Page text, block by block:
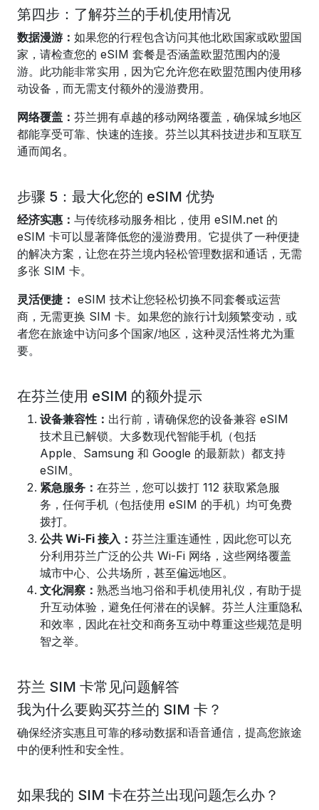
第四步：了解芬兰的手机使用情况
数据漫游： 如果您的行程包含访问其他北欧国家或欧盟国
家，请检查您的 eSIM 套餐是否涵盖欧盟范围内的漫
游。此功能非常实用，因为它允许您在欧盟范围内使用移
动设备，而无需支付额外的漫游费用。
网络覆盖： 芬兰拥有卓越的移动网络覆盖，确保城乡地区
都能享受可靠、快速的连接。芬兰以其科技进步和互联互
通而闻名。
步骤 5：最大化您的 eSIM 优势
经济实惠： 与传统移动服务相比，使用 eSIM.net 的
eSIM 卡可以显著降低您的漫游费用。它提供了一种便捷
的解决方案，让您在芬兰境内轻松管理数据和通话，无需
多张 SIM 卡。
灵活便捷： eSIM 技术让您轻松切换不同套餐或运营
商，无需更换 SIM 卡。如果您的旅行计划频繁变动，或
者您在旅途中访问多个国家/地区，这种灵活性将尤为重
要。
在芬兰使用 eSIM 的额外提示
设备兼容性： 出行前，请确保您的设备兼容 eSIM
技术且已解锁。大多数现代智能手机（包括
Apple、Samsung 和 Google 的最新款）都支持
eSIM。
紧急服务： 在芬兰，您可以拨打 112 获取紧急服
务，任何手机（包括使用 eSIM 的手机）均可免费
拨打。
公共 Wi-Fi 接入： 芬兰注重连通性，因此您可以充
分利用芬兰广泛的公共 Wi-Fi 网络，这些网络覆盖
城市中心、公共场所，甚至偏远地区。
文化洞察： 熟悉当地习俗和手机使用礼仪，有助于提
升互动体验，避免任何潜在的误解。芬兰人注重隐私
和效率，因此在社交和商务互动中尊重这些规范是明
智之举。
芬兰 SIM 卡常见问题解答
我为什么要购买芬兰的 SIM 卡？
确保经济实惠且可靠的移动数据和语音通信，提高您旅途
中的便利性和安全性。
如果我的 SIM 卡在芬兰出现问题怎么办？